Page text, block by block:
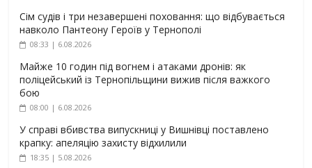
Сім судів і три незавершені поховання: що відбувається
навколо Пантеону Героїв у Тернополі
08:33 | 6.08.2026
Майже 10 годин під вогнем і атаками дронів: як
поліцейський із Тернопільщини вижив після важкого
бою
08:00 | 6.08.2026
У справі вбивства випускниці у Вишнівці поставлено
крапку: апеляцію захисту відхилили
18:35 | 5.08.2026